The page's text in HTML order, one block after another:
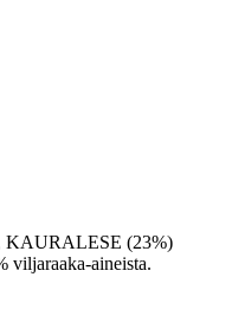
KAURALESE (23%)
viljaraaka-aineista.